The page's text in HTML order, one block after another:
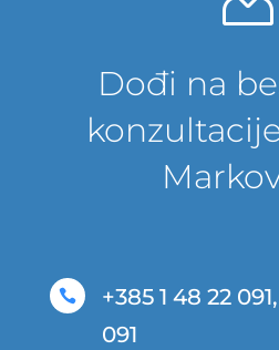
Dođi na

+385 1 48 22
091